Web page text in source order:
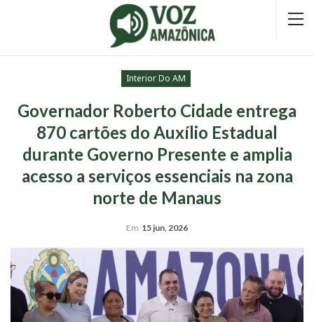
Interior Do AM
Governador Roberto Cidade entrega
870 cartões do Auxílio Estadual
durante Governo Presente e amplia
acesso a serviços essenciais na zona
norte de Manaus
Em 15 jun, 2026